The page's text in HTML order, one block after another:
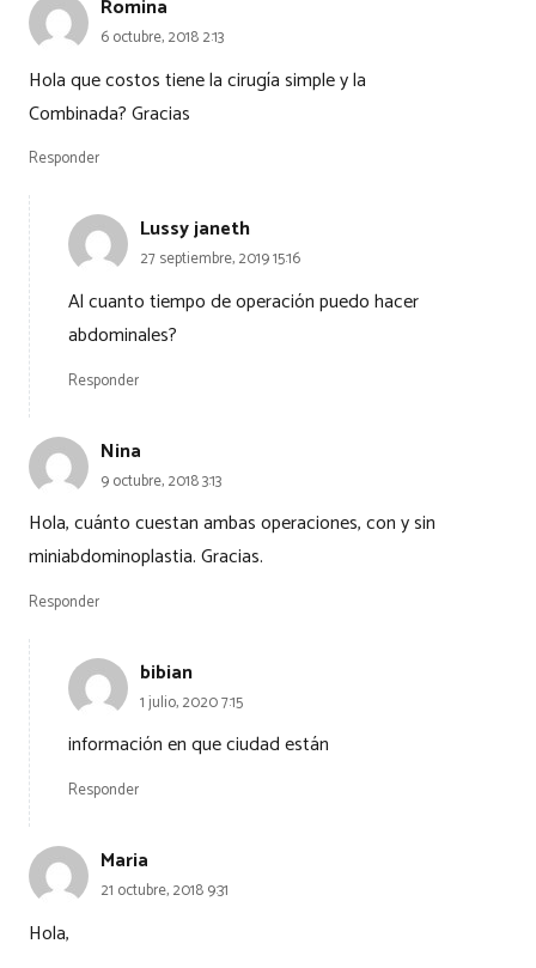
Romina
6 octubre, 2018 2:13
Hola que costos tiene la cirugía simple y la
Combinada? Gracias
Responder
Lussy janeth
27 septiembre, 2019 15:16
Al cuanto tiempo de operación puedo hacer
abdominales?
Responder
Nina
9 octubre, 2018 3:13
Hola, cuánto cuestan ambas operaciones, con y sin
miniabdominoplastia. Gracias.
Responder
bibian
1 julio, 2020 7:15
información en que ciudad están
Responder
Maria
21 octubre, 2018 9:31
Hola,